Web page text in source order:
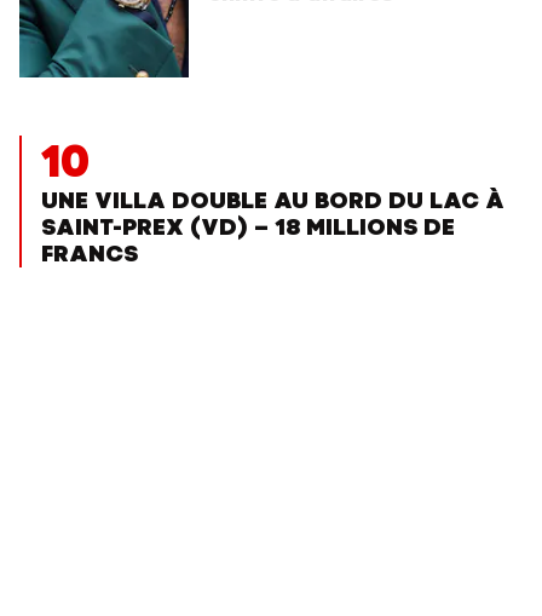
10
UNE VILLA DOUBLE AU BORD DU LAC À
SAINT-PREX (VD) – 18 MILLIONS DE
FRANCS